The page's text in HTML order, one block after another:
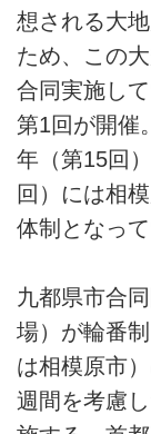
想される大
ため、この
合同実施し
第1回が開催
年（第15回
回）には相
体制となって
九都県市合
場）が輪番
は相模原市
週間を考慮